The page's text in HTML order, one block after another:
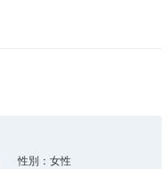
性別：女性